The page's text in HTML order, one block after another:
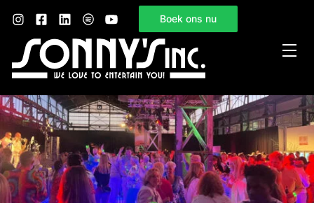
Boek ons nu
Home
Sonny’s Inc.
Mogelijkheden
Gelegenheden